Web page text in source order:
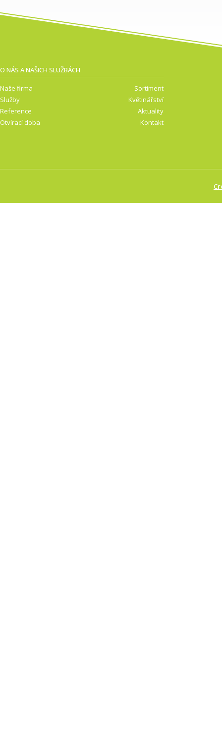
O NÁS A NAŠICH SLUŽBÁCH
Naše firma
Sortiment
Služby
Květinářství
Reference
Aktuality
Otvírací doba
Kontakt